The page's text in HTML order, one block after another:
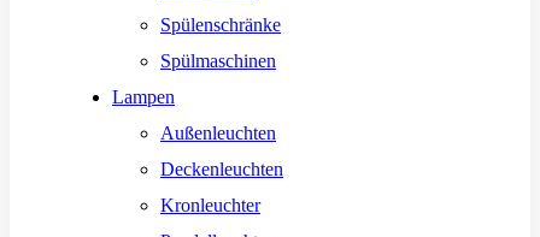
Spülenschränke
Spülmaschinen
Lampen
Außenleuchten
Deckenleuchten
Kronleuchter